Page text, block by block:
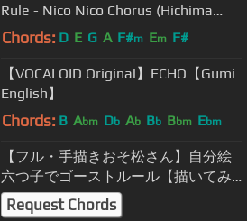
Rule - Nico Nico Chorus (Hichima
ver.)
Chords: D E G A F#m Em F#
【VOCALOID Original】ECHO【Gumi
English】
Chords: B Abm Db Ab Bb Bbm Ebm
【フル・手描きおそ松さん】自分絵
六つ子でゴーストルール【描いてみ
た】
Request Chords